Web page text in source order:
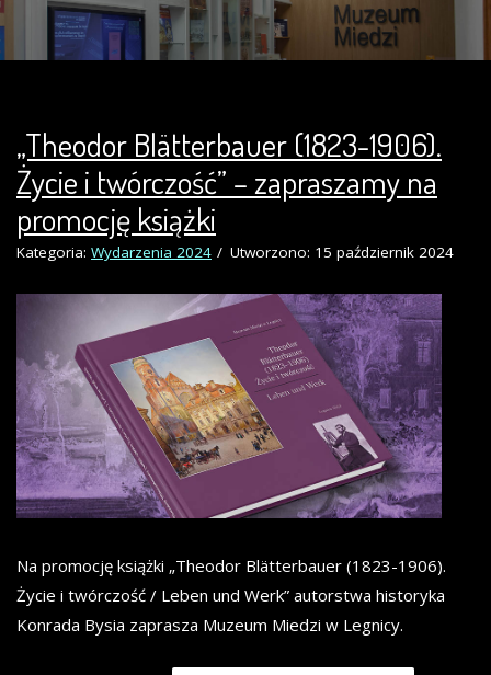
„Theodor Blätterbauer (1823-1906).
Życie i twórczość” – zapraszamy na
promocję książki
Kategoria: Wydarzenia 2024 Utworzono: 15 październik 2024
Na promocję książki „Theodor Blätterbauer (1823-1906).
Życie i twórczość / Leben und Werk” autorstwa historyka
Konrada Bysia zaprasza Muzeum Miedzi w Legnicy.